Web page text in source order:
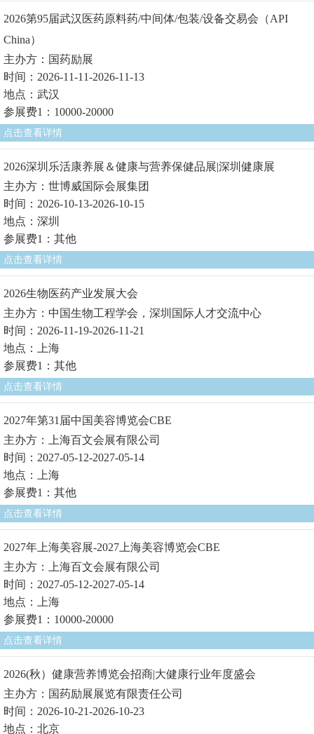
2026第95届武汉医药原料药/中间体/包装/设备交易会（API
China）
主办方：国药励展
时间：2026-11-11-2026-11-13
地点：武汉
参展费1：10000-20000
点击查看详情
2026深圳乐活康养展＆健康与营养保健品展|深圳健康展
主办方：世博威国际会展集团
时间：2026-10-13-2026-10-15
地点：深圳
参展费1：其他
点击查看详情
2026生物医药产业发展大会
主办方：中国生物工程学会，深圳国际人才交流中心
时间：2026-11-19-2026-11-21
地点：上海
参展费1：其他
点击查看详情
2027年第31届中国美容博览会CBE
主办方：上海百文会展有限公司
时间：2027-05-12-2027-05-14
地点：上海
参展费1：其他
点击查看详情
2027年上海美容展-2027上海美容博览会CBE
主办方：上海百文会展有限公司
时间：2027-05-12-2027-05-14
地点：上海
参展费1：10000-20000
点击查看详情
2026(秋）健康营养博览会招商|大健康行业年度盛会
主办方：国药励展展览有限责任公司
时间：2026-10-21-2026-10-23
地点：北京